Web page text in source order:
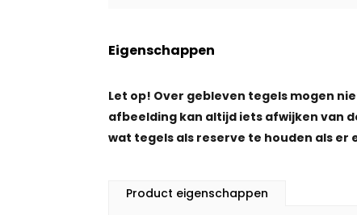
Eigenschappen
Let op! Over gebleven tegels mogen
afbeelding kan altijd iets afwijken van
wat tegels als reserve te houden als er
Product eigenschappen